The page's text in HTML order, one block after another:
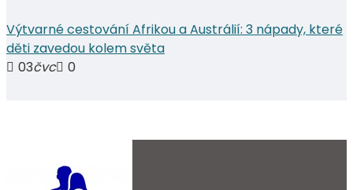
Výtvarné cestování Afrikou a Austrálií: 3 nápady, které
děti zavedou kolem světa
03čvc 0